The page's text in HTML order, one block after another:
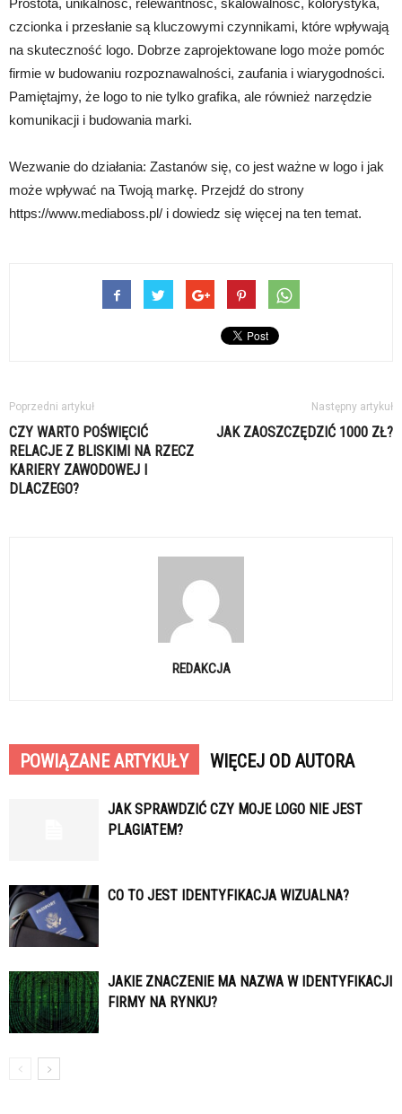
Prostota, unikalność, relewantność, skalowalność, kolorystyka,
czcionka i przesłanie są kluczowymi czynnikami, które wpływają
na skuteczność logo. Dobrze zaprojektowane logo może pomóc
firmie w budowaniu rozpoznawalności, zaufania i wiarygodności.
Pamiętajmy, że logo to nie tylko grafika, ale również narzędzie
komunikacji i budowania marki.
Wezwanie do działania: Zastanów się, co jest ważne w logo i jak
może wpływać na Twoją markę. Przejdź do strony
https://www.mediaboss.pl/ i dowiedz się więcej na ten temat.
Poprzedni artykuł
CZY WARTO POŚWIĘCIĆ
RELACJE Z BLISKIMI NA RZECZ
KARIERY ZAWODOWEJ I
DLACZEGO?
Następny artykuł
JAK ZAOSZCZĘDZIĆ 1000 ZŁ?
REDAKCJA
POWIĄZANE ARTYKUŁY WIĘCEJ OD AUTORA
JAK SPRAWDZIĆ CZY MOJE LOGO NIE JEST
PLAGIATEM?
CO TO JEST IDENTYFIKACJA WIZUALNA?
JAKIE ZNACZENIE MA NAZWA W IDENTYFIKACJI
FIRMY NA RYNKU?